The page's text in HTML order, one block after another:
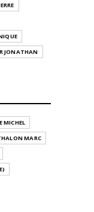
JONATHAN
MICHEL
MARC